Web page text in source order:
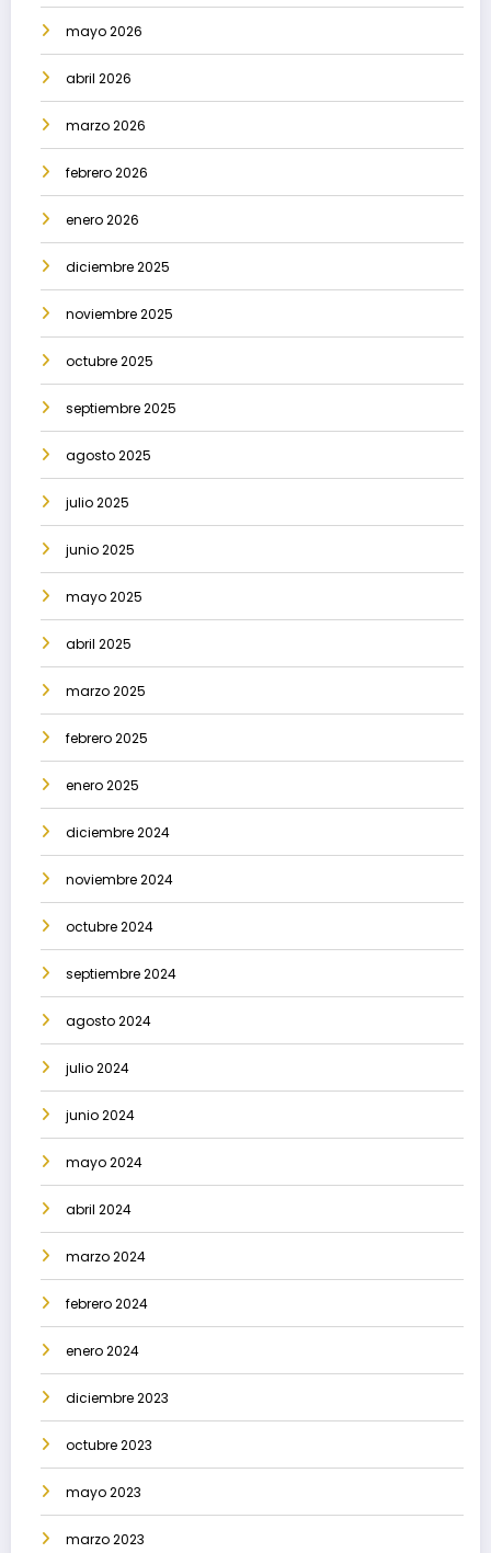
mayo 2026
abril 2026
marzo 2026
febrero 2026
enero 2026
diciembre 2025
noviembre 2025
octubre 2025
septiembre 2025
agosto 2025
julio 2025
junio 2025
mayo 2025
abril 2025
marzo 2025
febrero 2025
enero 2025
diciembre 2024
noviembre 2024
octubre 2024
septiembre 2024
agosto 2024
julio 2024
junio 2024
mayo 2024
abril 2024
marzo 2024
febrero 2024
enero 2024
diciembre 2023
octubre 2023
mayo 2023
marzo 2023